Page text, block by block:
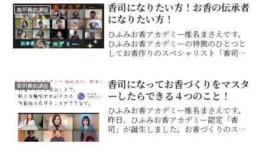
香司養成講座
香司になりたい方！お香の伝承者
になりたい方！
ひふみお香アカデミー椎名まさえです。
ひふみお香アカデミーの特徴のひとつと
してお香作りのスペシャリスト「香司」
ミーを開催しています。先週の週末も開
催しました。すでに、香司...
香司養成講座
香司になってお香づくりをマスタ
ーしたらできる４つのこと！
ひふみお香アカデミー椎名まさえです。
昨日、ひふみお香アカデミー認定「香
司」が誕生しました。お香づくりのスペ